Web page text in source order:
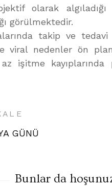
olarak
görülmektedir.
takip ve tedavi
viral nedenler ön
işitme
GÜNÜ
Bunlar da